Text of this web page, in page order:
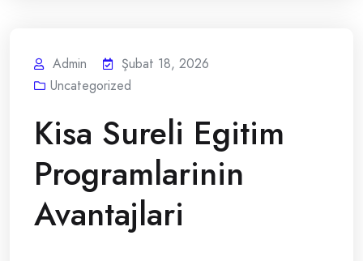
Admin
Şubat 18, 2026
Uncategorized
Kisa Sureli Egitim
Programlarinin
Avantajlari